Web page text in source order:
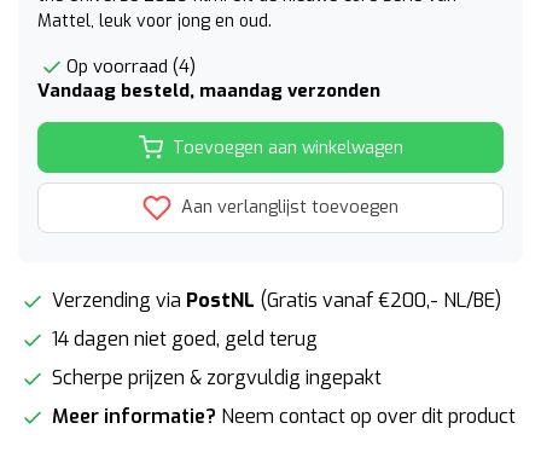
Mattel, leuk voor jong en oud.
Op voorraad (4)
Vandaag besteld, maandag verzonden
Toevoegen aan winkelwagen
Aan verlanglijst toevoegen
Verzending via PostNL (Gratis vanaf €200,- NL/BE)
14 dagen niet goed, geld terug
Scherpe prijzen & zorgvuldig ingepakt
Meer informatie? Neem contact op over dit product